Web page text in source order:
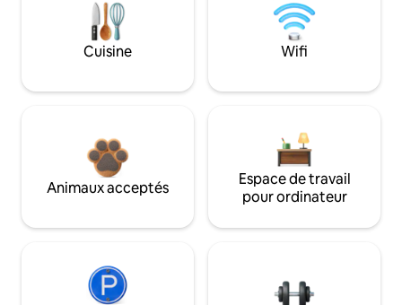
Cuisine Wifi
Animaux acceptés
Espace de travail
pour ordinateur